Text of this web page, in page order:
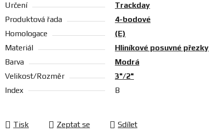
Určení
Trackday
Produktová řada
4-bodové
Homologace
(E)
Materiál
Hliníkové posuvné přezky
Barva
Modrá
Velikost/Rozměr
3"/2"
Index
B
Tisk Zeptat se Sdílet